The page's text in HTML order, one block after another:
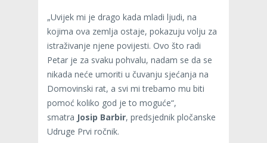
„Uvijek mi je drago kada mladi ljudi, na
kojima ova zemlja ostaje, pokazuju volju za
istraživanje njene povijesti. Ovo što radi
Petar je za svaku pohvalu, nadam se da se
nikada neće umoriti u čuvanju sjećanja na
Domovinski rat, a svi mi trebamo mu biti
pomoć koliko god je to moguće“,
smatra Josip Barbir, predsjednik pločanske
Udruge Prvi ročnik.